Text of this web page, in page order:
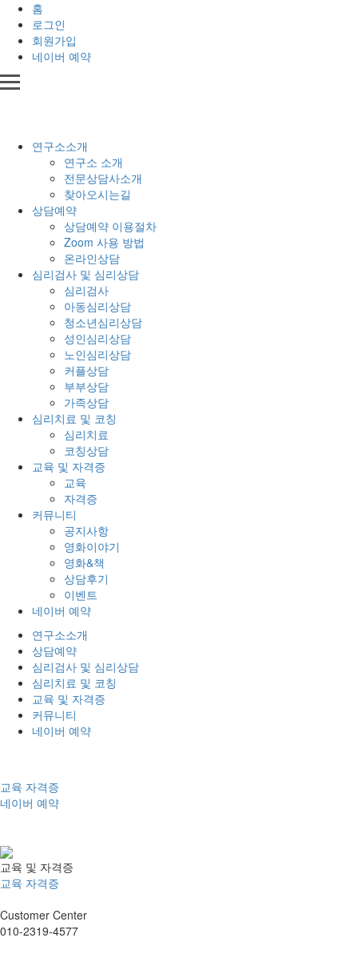
홈
로그인
회원가입
네이버 예약
연구소소개
연구소 소개
전문상담사소개
찾아오시는길
상담예약
상담예약 이용절차
Zoom 사용 방법
온라인상담
심리검사 및 심리상담
심리검사
아동심리상담
청소년심리상담
성인심리상담
노인심리상담
커플상담
부부상담
가족상담
심리치료 및 코칭
심리치료
코칭상담
교육 및 자격증
교육
자격증
커뮤니티
공지사항
영화이야기
영화&책
상담후기
이벤트
네이버 예약
연구소소개
상담예약
심리검사 및 심리상담
심리치료 및 코칭
교육 및 자격증
커뮤니티
네이버 예약
교육 자격증
네이버 예약
교육 및 자격증
교육 자격증
Customer Center
010-2319-4577